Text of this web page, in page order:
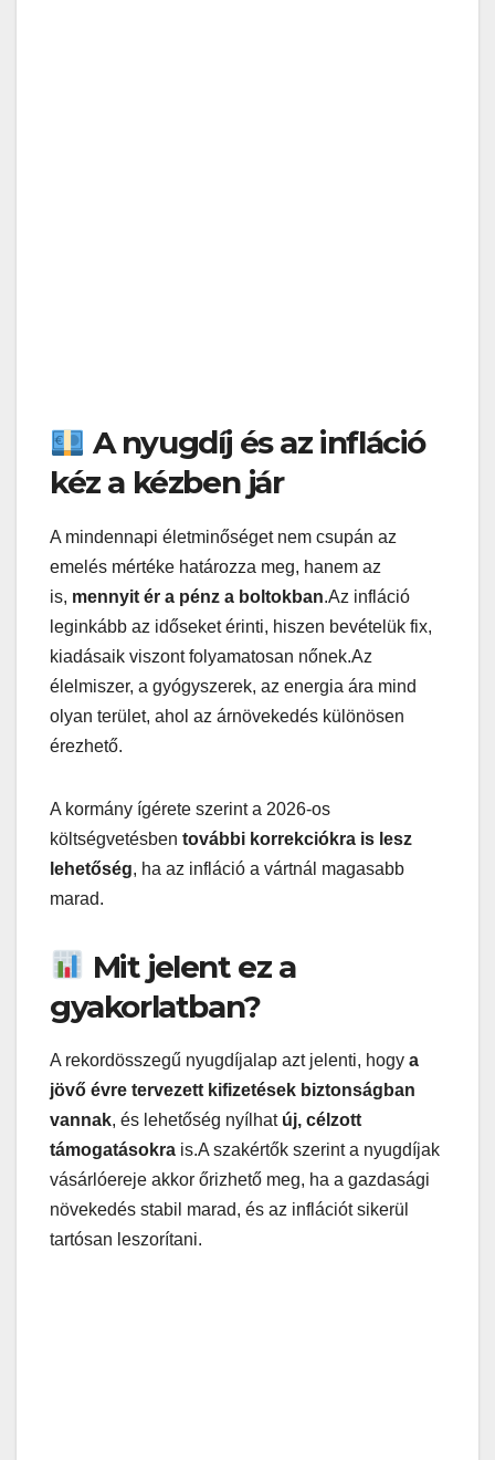
A nyugdíj és az infláció
kéz a kézben jár
A mindennapi életminőséget nem csupán az
emelés mértéke határozza meg, hanem az
is, mennyit ér a pénz a boltokban.Az infláció
leginkább az időseket érinti, hiszen bevételük fix,
kiadásaik viszont folyamatosan nőnek.Az
élelmiszer, a gyógyszerek, az energia ára mind
olyan terület, ahol az árnövekedés különösen
érezhető.
A kormány ígérete szerint a 2026-os
költségvetésben további korrekciókra is lesz
lehetőség, ha az infláció a vártnál magasabb
marad.
Mit jelent ez a
gyakorlatban?
A rekordösszegű nyugdíjalap azt jelenti, hogy a
jövő évre tervezett kifizetések biztonságban
vannak, és lehetőség nyílhat új, célzott
támogatásokra is.A szakértők szerint a nyugdíjak
vásárlóereje akkor őrizhető meg, ha a gazdasági
növekedés stabil marad, és az inflációt sikerül
tartósan leszorítani.